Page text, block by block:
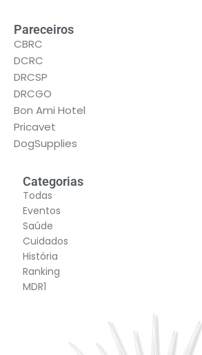
Pareceiros
CBRC
DCRC
DRCSP
DRCGO
Bon Ami Hotel
Pricavet
DogSupplies
Categorias
Todas
Eventos
Saúde
Cuidados
História
Ranking
MDR1